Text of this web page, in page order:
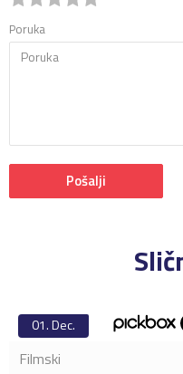
Poruka
Pošalji
01.Dec.
Filmski